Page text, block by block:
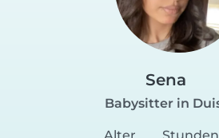
Sena
Babysitter in